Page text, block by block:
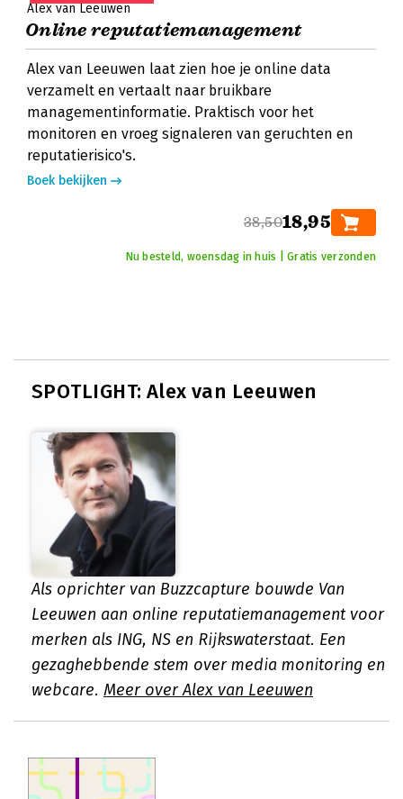
Alex van Leeuwen
Online reputatiemanagement
Alex van Leeuwen laat zien hoe je online data
verzamelt en vertaalt naar bruikbare
managementinformatie. Praktisch voor het
monitoren en vroeg signaleren van geruchten en
reputatierisico's.
Boek bekijken
38,5018,95
Nu besteld, woensdag in huis | Gratis verzonden
SPOTLIGHT: Alex van Leeuwen
Als oprichter van Buzzcapture bouwde Van
Leeuwen aan online reputatiemanagement voor
merken als ING, NS en Rijkswaterstaat. Een
gezaghebbende stem over media monitoring en
webcare. Meer over Alex van Leeuwen